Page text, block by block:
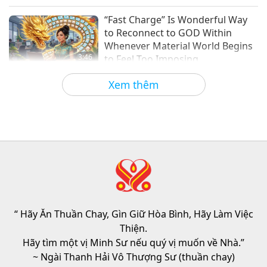
Phần 1/2
Xem thêm
3:46
“Fast Charge” Is Wonderful Way
to Reconnect to GOD Within
Whenever Material World Begins
to Feel Too Imposing
2026-08-05 1172
38:07
Đạo Đức Hồi Giáo Về Nước: Trích
Lời Thánh Khải 2026-08-05 234Lượt Xem
“ Hãy Ăn Thuần Chay, Gìn Giữ Hòa Bình, Hãy Làm Việc
Thiện.
Hãy tìm một vị Minh Sư nếu quý vị muốn về Nhà.”
~ Ngài Thanh Hải Vô Thượng Sư (thuần chay)